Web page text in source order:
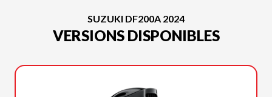
SUZUKI DF200A 2024
VERSIONS DISPONIBLES